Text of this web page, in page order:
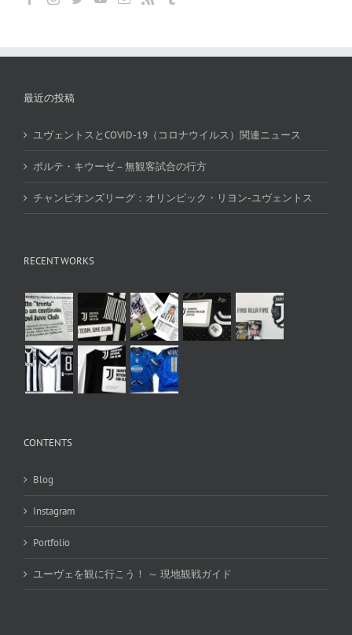
最近の投稿
ユヴェントスとCOVID-19（コロナウイルス）関連ニュース
ポルテ・キウーゼ – 無観客試合の行方
チャンピオンズリーグ：オリンピック・リヨン-ユヴェントス
RECENT WORKS
CONTENTS
Blog
Instagram
Portfolio
ユーヴェを観に行こう！ ～ 現地観戦ガイド